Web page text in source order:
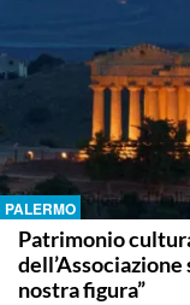
PALERMO
Patrimonio
nostra figura”